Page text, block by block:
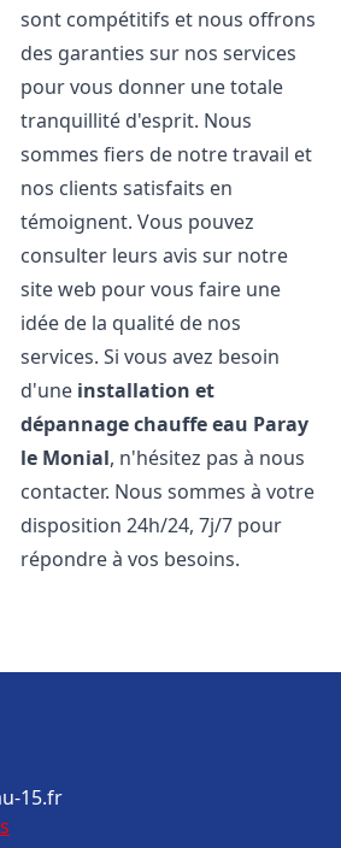
sont compétitifs et nous offrons
des garanties sur nos services
pour vous donner une totale
tranquillité d'esprit. Nous
sommes fiers de notre travail et
nos clients satisfaits en
témoignent. Vous pouvez
consulter leurs avis sur notre
site web pour vous faire une
idée de la qualité de nos
services. Si vous avez besoin
d'une installation et
dépannage chauffe eau Paray
le Monial, n'hésitez pas à nous
contacter. Nous sommes à votre
disposition 24h/24, 7j/7 pour
répondre à vos besoins.
15.fr